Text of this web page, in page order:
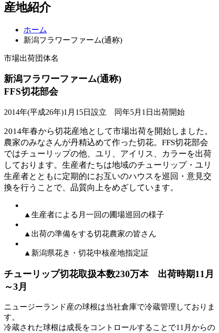
産地紹介
ホーム
新潟フラワーファーム(通称)
市場出荷団体名
新潟フラワーファーム(通称)
FFS切花部会
2014年(平成26年)1月15日設立 同年5月1日出荷開始
2014年春から切花産地として市場出荷を開始しました。
農家のみなさんが丹精込めて作った切花。FFS切花部会
ではチューリップの他、ユリ、アイリス、カラーを出荷
しております。生産者たちは地域のチューリップ・ユリ
生産者とともに定期的にお互いのハウスを巡回・意見交
換を行うことで、品質向上をめざしています。
▲生産者による月一回の圃場巡回の様子
▲出荷の準備をする切花農家の皆さん
▲新潟県花き・切花中核産地指定証
チューリップ切花取扱本数230万本 出荷時期11月
～3月
ニュージーランド産の球根は当社倉庫で冷蔵管理しておりま
す。
冷蔵された球根は成長をコントロールすることで11月からの